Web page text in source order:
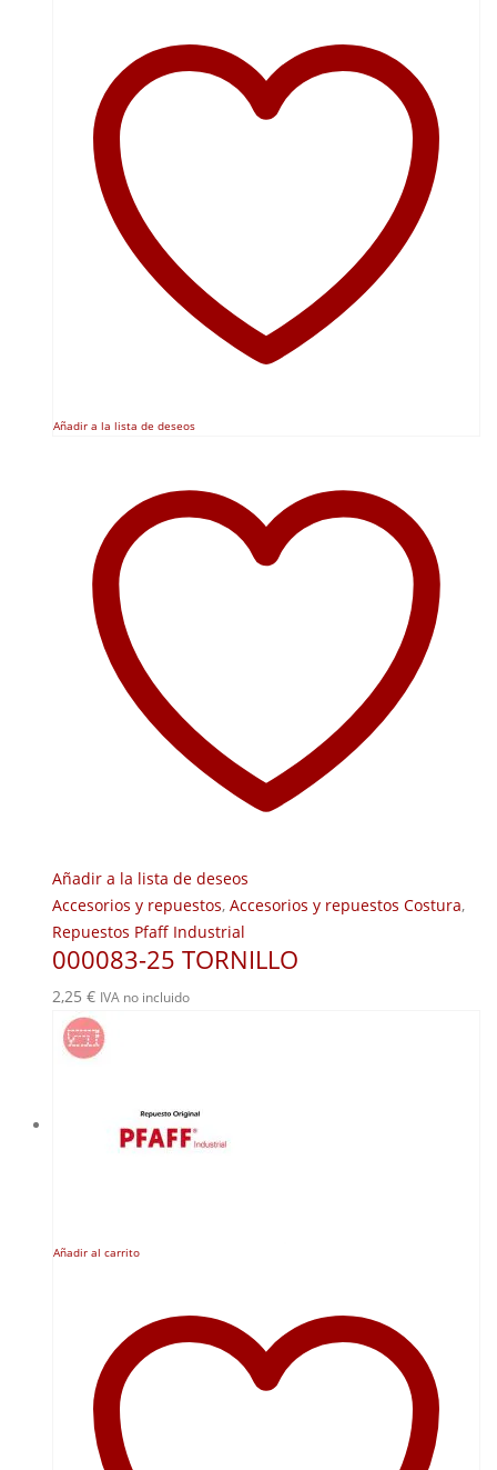
Añadir a la lista de deseos
Añadir a la lista de deseos
Accesorios y repuestos, Accesorios y repuestos Costura,
Repuestos Pfaff Industrial
000083-25 TORNILLO
2,25 € IVA no incluido
Añadir al carrito